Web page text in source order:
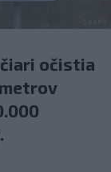
očistia